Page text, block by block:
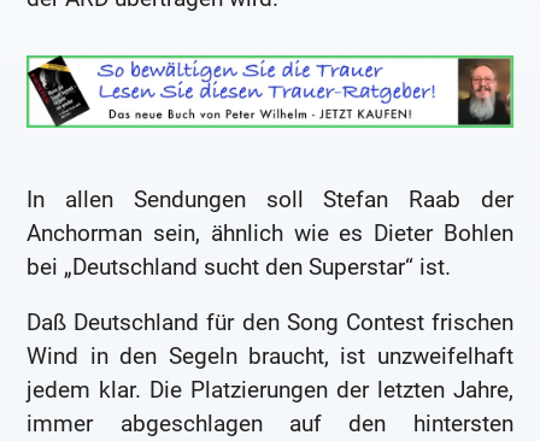
In allen Sendungen soll Stefan Raab der
Anchorman sein, ähnlich wie es Dieter Bohlen
bei „Deutschland sucht den Superstar“ ist.
Daß Deutschland für den Song Contest frischen
Wind in den Segeln braucht, ist unzweifelhaft
jedem klar. Die Platzierungen der letzten Jahre,
immer abgeschlagen auf den hintersten